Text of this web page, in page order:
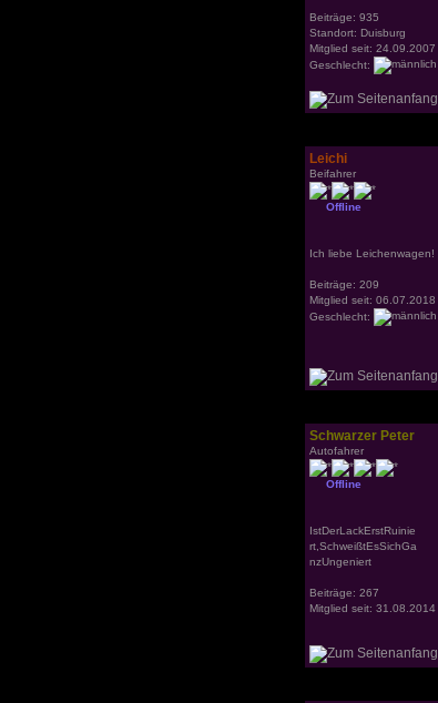
Beiträge: 935
Standort: Duisburg
Mitglied seit: 24.09.2007
Geschlecht:
Leichi
Beifahrer
Offline
Ich liebe Leichenwagen!
Beiträge: 209
Mitglied seit: 06.07.2018
Geschlecht:
Schwarzer Peter
Autofahrer
Offline
IstDerLackErstRuinie
rt,SchweißtEsSichGa
nzUngeniert
Beiträge: 267
Mitglied seit: 31.08.2014